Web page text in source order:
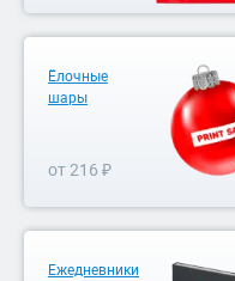
Ёлочные
шары
от 216 ₽
Ежедневники